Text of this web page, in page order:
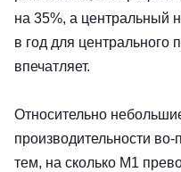
на 35%, а центральный
в год для центрального
впечатляет.
Относительно
производительности
тем, на сколько M1